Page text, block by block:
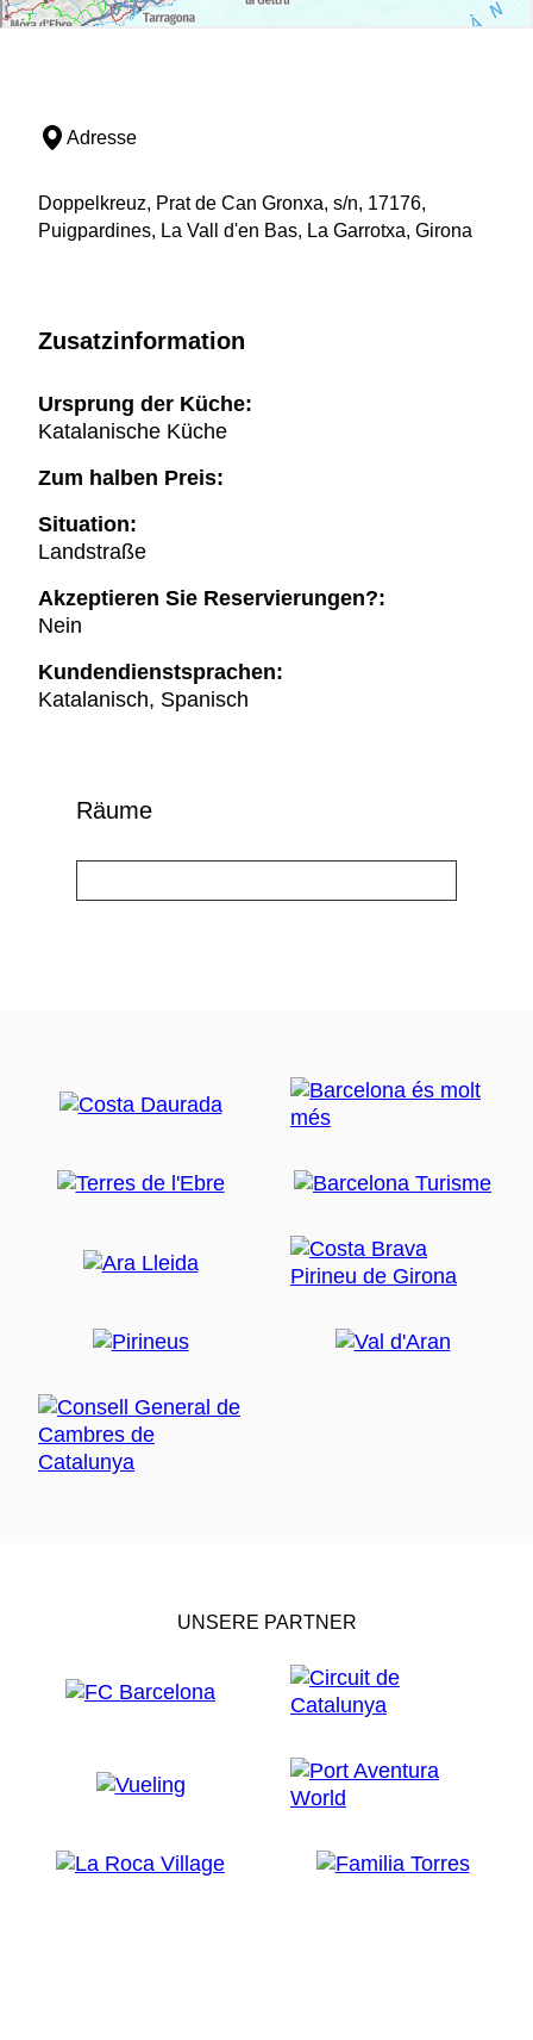
Adresse
Doppelkreuz, Prat de Can Gronxa, s/n, 17176,
Puigpardines, La Vall d'en Bas, La Garrotxa, Girona
Zusatzinformation
Ursprung der Küche:
Katalanische Küche
Zum halben Preis:
Situation:
Landstraße
Akzeptieren Sie Reservierungen?:
Nein
Kundendienstsprachen:
Katalanisch, Spanisch
Räume
UNSERE PARTNER